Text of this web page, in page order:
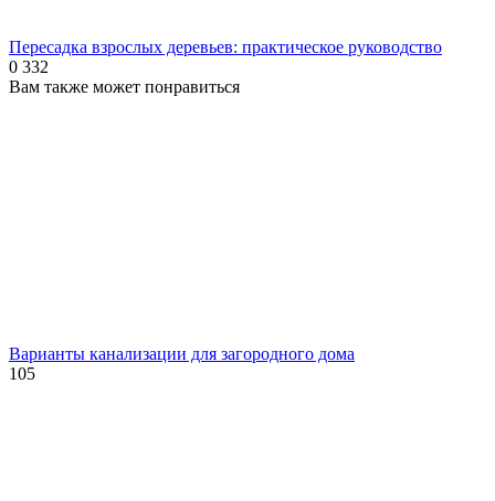
Пересадка взрослых деревьев: практическое руководство
0 332
Вам также может понравиться
Варианты канализации для загородного дома
105